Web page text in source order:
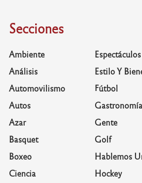
Secciones
Ambiente
Análisis
Automovilismo
Autos
Azar
Basquet
Boxeo
Ciencia
Espectáculos
Estilo Y
Fútbol
Gastronomía
Gente
Golf
Hablemos
Hockey